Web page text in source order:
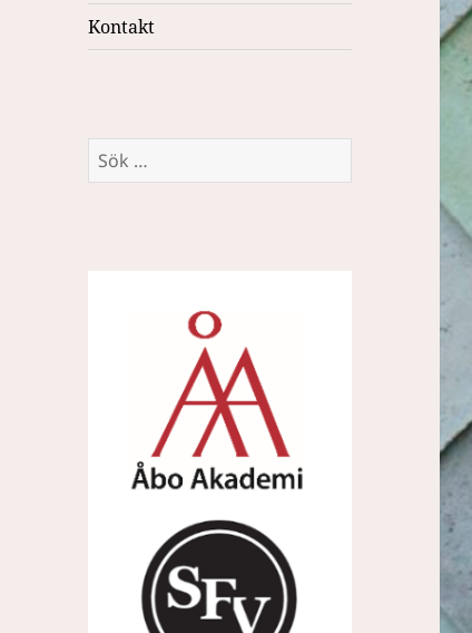
Kontakt
Sök
efter: